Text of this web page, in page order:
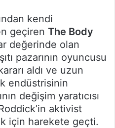
kendi
geçiren The Body
değerinde olan
pazarının oyuncusu
aldı ve uzun
endüstrisinin
değişim yaratıcısı
aktivist
için harekete geçti.